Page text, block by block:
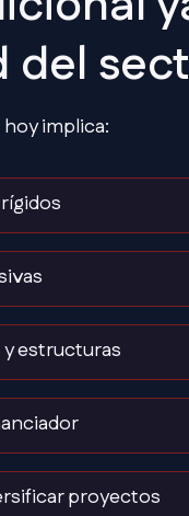
del
implica:
y estructuras
proyectos